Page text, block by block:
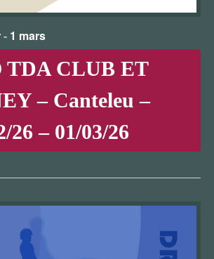
TDA CLUB ET
– Canteleu –
26 – 01/03/26
- 1 mars